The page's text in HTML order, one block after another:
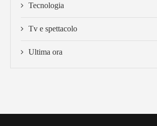
Tecnologia
Tv e spettacolo
Ultima ora